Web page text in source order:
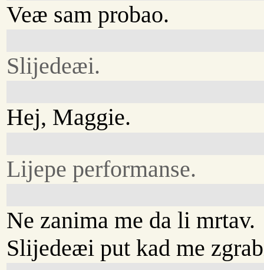
Veæ sam probao.
Slijedeæi.
Hej, Maggie.
Lijepe performanse.
Ne zanima me da li mrtav.
Slijedeæi put kad me